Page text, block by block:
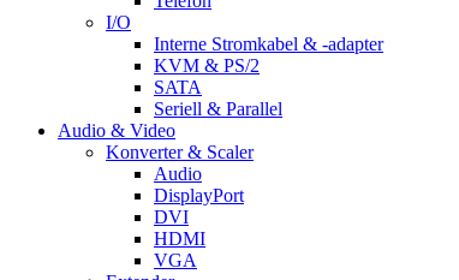
I/O
Interne Stromkabel & -adapter
KVM & PS/2
SATA
Seriell & Parallel
Audio & Video
Konverter & Scaler
Audio
DisplayPort
DVI
HDMI
VGA